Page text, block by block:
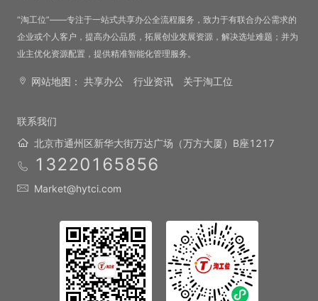
“淘工位”——专注于一站式共享办公全流程服务，致力于有联合办公需求的
企业或个人客户，提高办公品质，拓展创业发展资源，解决选址难题；并为
业主优化资源配置，提供精准智能化管理服务。
网站地图： 共享办公 行业资讯 关于淘工位
联系我们
北京市通州区新华大街万达广场（万方大厦）B座1217
13220165856
Market@hytci.com